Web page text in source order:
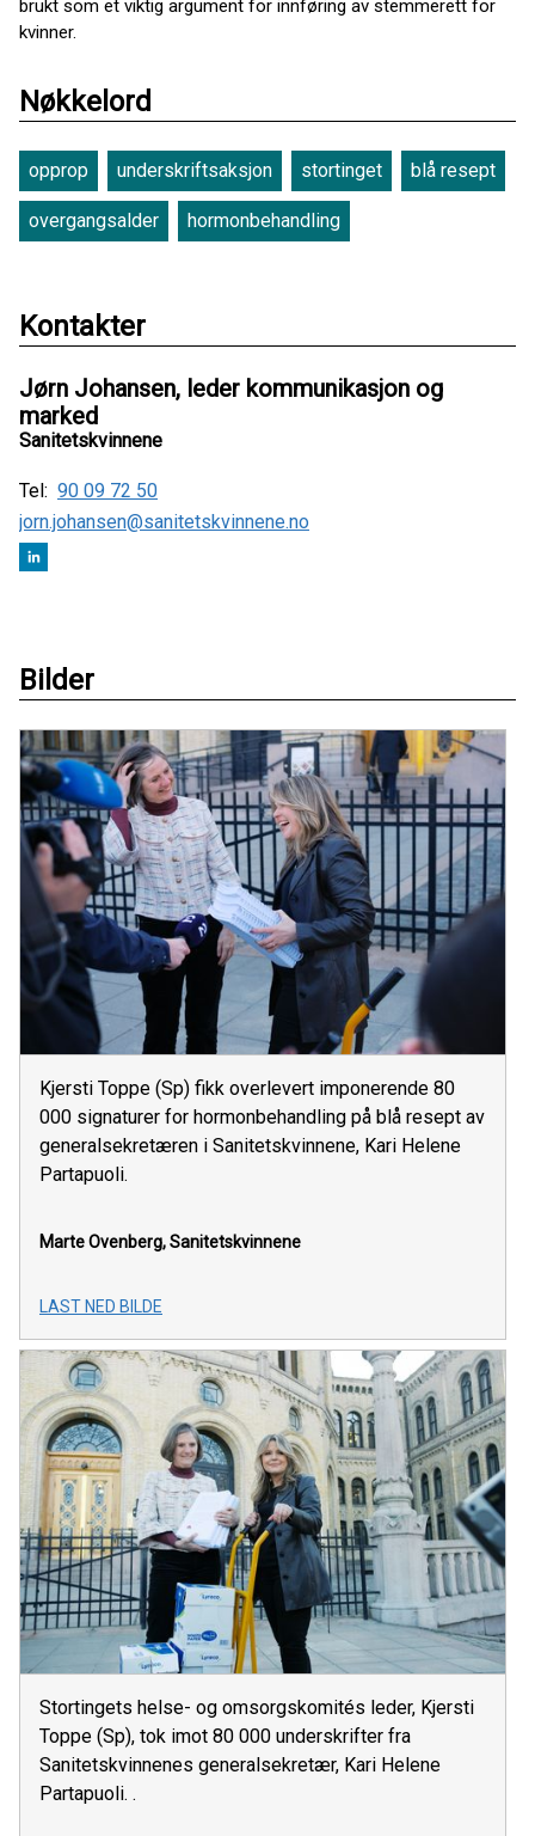
brukt som et viktig argument for innføring av stemmerett for
kvinner.
Nøkkelord
opprop underskriftsaksjon stortinget blå resept
overgangsalder hormonbehandling
Kontakter
Jørn Johansen, leder kommunikasjon og
marked
Sanitetskvinnene
Tel: 90 09 72 50
jorn.johansen@sanitetskvinnene.no
Bilder
Kjersti Toppe (Sp) fikk overlevert imponerende 80
000 signaturer for hormonbehandling på blå resept av
generalsekretæren i Sanitetskvinnene, Kari Helene
Partapuoli.
Marte Ovenberg, Sanitetskvinnene
LAST NED BILDE
Stortingets helse- og omsorgskomités leder, Kjersti
Toppe (Sp), tok imot 80 000 underskrifter fra
Sanitetskvinnenes generalsekretær, Kari Helene
Partapuoli. .